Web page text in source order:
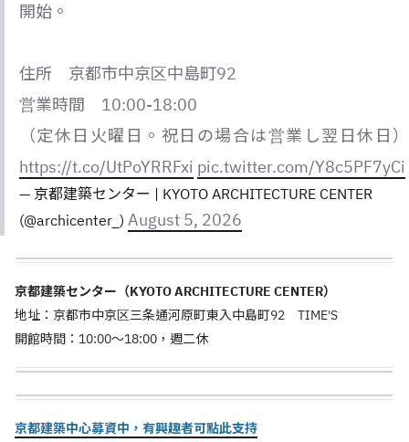
開始。
住所 京都市中京区中島町92
営業時間 10:00-18:00
（定休日火曜日。祝日の場合は営業し翌日休日）
https://t.co/UtPoYRRFxi pic.twitter.com/Y8c5PF7yCi
— 京都建築センター | KYOTO ARCHITECTURE CENTER
(@archicenter_) August 5, 2026
京都建築センター（KYOTO ARCHITECTURE CENTER）
地址：京都市中京区三条通河原町東入中島町92 TIME'S
開館時間：10:00～18:00，週二休
京都建築中心募資中，有興趣者可點此支持